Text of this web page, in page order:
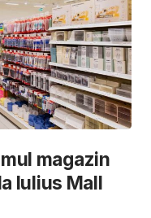
magazin
Iulius Mall